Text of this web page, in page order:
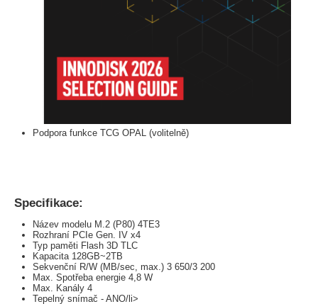
Podpora funkce TCG OPAL (volitelně)
Specifikace:
Název modelu M.2 (P80) 4TE3
Rozhraní PCIe Gen. IV x4
Typ paměti Flash 3D TLC
Kapacita 128GB~2TB
Sekvenční R/W (MB/sec, max.) 3 650/3 200
Max. Spotřeba energie 4,8 W
Max. Kanály 4
Tepelný snímač - ANO/li>